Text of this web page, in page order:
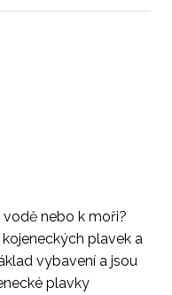
nebo k moři?
plavek a
vybavení a jsou
plavky